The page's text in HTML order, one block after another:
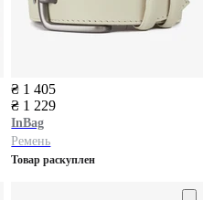
₴ 1 405
₴ 1 229
InBag
Ремень
Товар раскуплен